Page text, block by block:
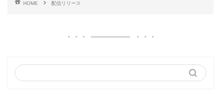
HOME 配信リリース